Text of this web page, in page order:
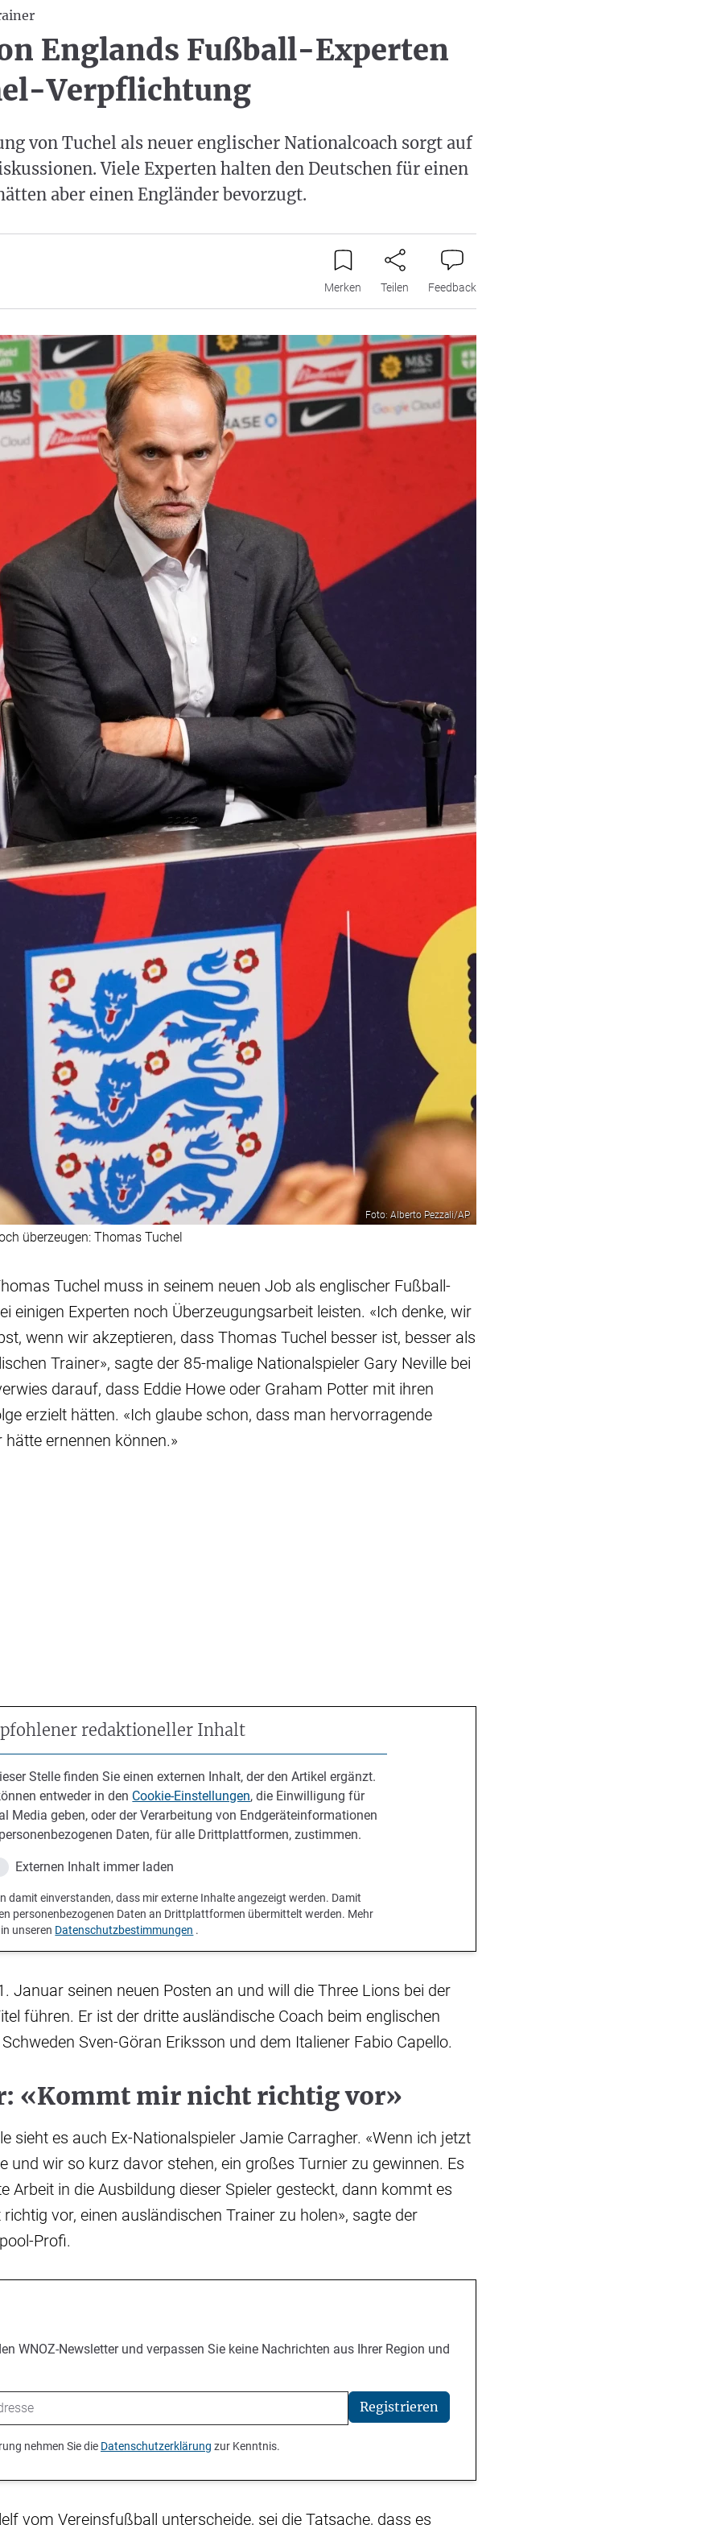
Englands Fußball-Experten
Verpflichtung
von Tuchel als neuer englischer Nationalcoach sorgt auf
Viele Experten halten den Deutschen für einen
aber einen Engländer bevorzugt.
Merken Teilen Feedback
Foto: Alberto Pezzali/AP
überzeugen: Thomas Tuchel
Tuchel muss in seinem neuen Job als englischer Fußball-
einigen Experten noch Überzeugungsarbeit leisten. «Ich denke, wir
wenn wir akzeptieren, dass Thomas Tuchel besser ist, besser als
Trainer», sagte der 85-malige Nationalspieler Gary Neville bei
darauf, dass Eddie Howe oder Graham Potter mit ihren
erzielt hätten. «Ich glaube schon, dass man hervorragende
hätte ernennen können.»
redaktioneller Inhalt
Stelle finden Sie einen externen Inhalt, der den Artikel ergänzt.
entweder in den Cookie-Einstellungen, die Einwilligung für
Media geben, oder der Verarbeitung von Endgeräteinformationen
Daten, für alle Drittplattformen, zustimmen.
Externen Inhalt immer laden
damit einverstanden, dass mir externe Inhalte angezeigt werden. Damit
personenbezogenen Daten an Drittplattformen übermittelt werden. Mehr
unseren Datenschutzbestimmungen .
Januar seinen neuen Posten an und will die Three Lions bei der
führen. Er ist der dritte ausländische Coach beim englischen
Sven-Göran Eriksson und dem Italiener Fabio Capello.
«Kommt mir nicht richtig vor»
sieht es auch Ex-Nationalspieler Jamie Carragher. «Wenn ich jetzt
und wir so kurz davor stehen, ein großes Turnier zu gewinnen. Es
Arbeit in die Ausbildung dieser Spieler gesteckt, dann kommt es
vor, einen ausländischen Trainer zu holen», sagte der
Profi.
WNOZ-Newsletter und verpassen Sie keine Nachrichten aus Ihrer Region und
Registrieren
nehmen Sie die Datenschutzerklärung zur Kenntnis.
vom Vereinsfußball unterscheide, sei die Tatsache, dass es